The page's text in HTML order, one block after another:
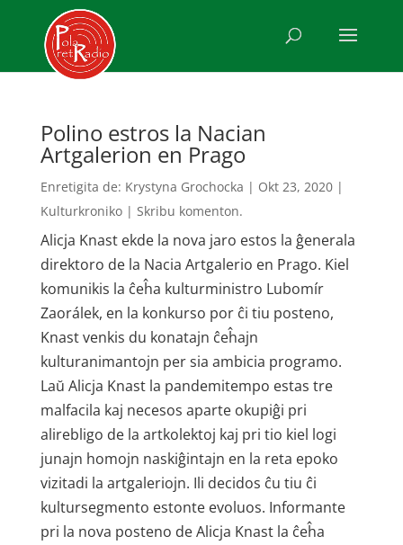
Polino estros la Nacian
Artgalerion en Prago
Enretigita de: Krystyna Grochocka | Okt 23, 2020|
Kulturkroniko| Skribu komenton.
Alicja Knast ekde la nova jaro estos la ĝenerala
direktoro de la Nacia Artgalerio en Prago. Kiel
komunikis la ĉeĥa kulturministro Lubomír
Zaorálek, en la konkurso por ĉi tiu posteno,
Knast venkis du konatajn ĉeĥajn
kulturanimantojn per sia ambicia programo.
Laŭ Alicja Knast la pandemitempo estas tre
malfacila kaj necesos aparte okupiĝi pri
alirebligo de la artkolektoj kaj pri tio kiel logi
junajn homojn naskiĝintajn en la reta epoko
vizitadi la artgaleriojn. Ili decidos ĉu tiu ĉi
kultursegmento estonte evoluos. Informante
pri la nova posteno de Alicja Knast la ĉeĥa